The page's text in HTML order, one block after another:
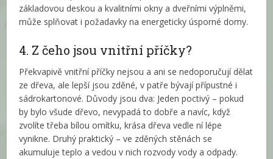
základovou deskou a kvalitními okny a dveřními výplněmi,
může splňovat i požadavky na energeticky úsporné domy.
4. Z čeho jsou vnitřní příčky?
Překvapivě vnitřní příčky nejsou a ani se nedoporučují dělat
ze dřeva, ale lepší jsou zděné, v patře bývají přípustné i
sádrokartonové. Důvody jsou dva: Jeden poctivý – pokud
by bylo všude dřevo, nevypadá to dobře a navíc, když
zvolíte třeba bílou omítku, krása dřeva vedle ní lépe
vynikne. Druhý praktický – ve zděných stěnách se
akumuluje teplo a vedou v nich rozvody vody a odpady.